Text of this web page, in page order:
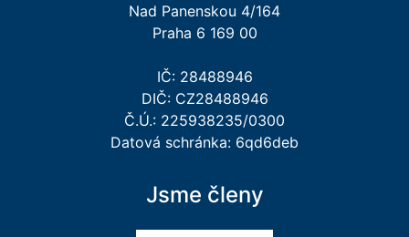
Nad Panenskou 4/164
Praha 6 169 00
IČ: 28488946
DIČ: CZ28488946
Č.Ú.: 225938235/0300
Datová schránka: 6qd6deb
Jsme členy